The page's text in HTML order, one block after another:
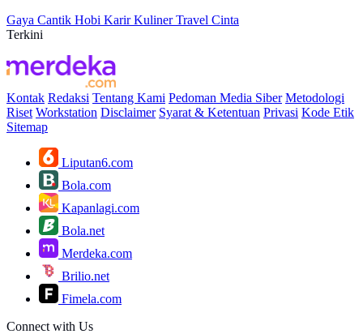
Gaya Cantik Hobi KarirKulinerTravel Cinta
Terkini
Kontak Redaksi Tentang Kami Pedoman Media Siber Metodologi
Riset Workstation Disclaimer Syarat & Ketentuan Privasi Kode Etik
Sitemap
Liputan6.com
Bola.com
Kapanlagi.com
Bola.net
Merdeka.com
Brilio.net
Fimela.com
Connect with Us